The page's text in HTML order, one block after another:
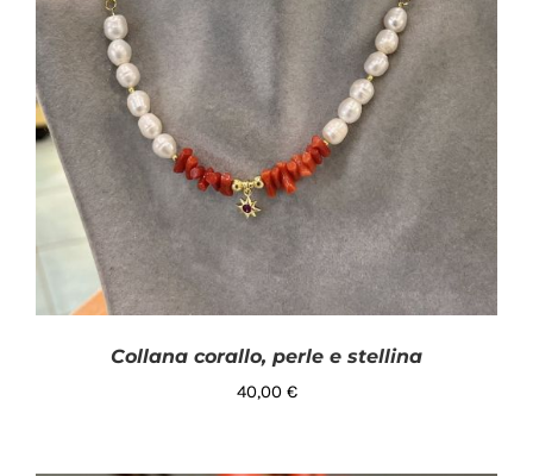
Collana corallo, perle e stellina
40,00 €